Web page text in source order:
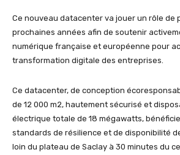
Ce nouveau datacenter va jouer un rôle de
prochaines années afin de soutenir
numérique française et européenne pour
transformation digitale des entreprises.
Ce datacenter, de conception
de 12 000 m2, hautement sécurisé et
électrique totale de 18 mégawatts,
standards de résilience et de disponibilité
loin du plateau de Saclay à 30 minutes du